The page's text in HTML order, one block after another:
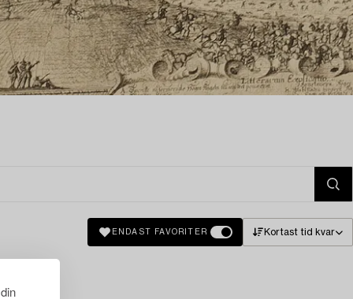
ENDAST FAVORITER Kortast tid kvar